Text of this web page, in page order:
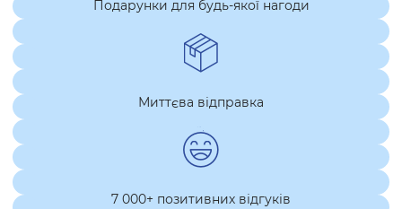
Подарунки для будь-якої нагоди
Миттєва відправка
7 000+ позитивних відгуків